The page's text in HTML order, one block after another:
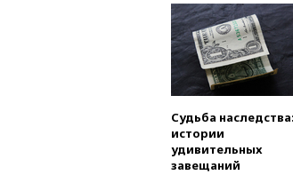
Судьба наследства:
истории
удивительных
завещаний